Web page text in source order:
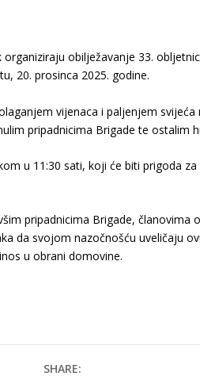
obilježavanje 33.
20. prosinca 2025. godine.
vijenaca i paljenjem
pripadnicima Brigade te ostalim
u 11:30 sati, koji će biti prigoda
pripadnicima Brigade, članovima
da svojom nazočnošću uveličaju
u obrani domovine.
SHARE: